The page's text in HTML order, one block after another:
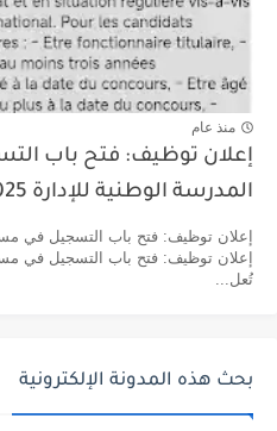
منذ عام
إعلان توظيف: فتح باب
المدرسة الوطنية للإدارة 2025
تُعل...
بحث هذه المدونة الإلكترونية